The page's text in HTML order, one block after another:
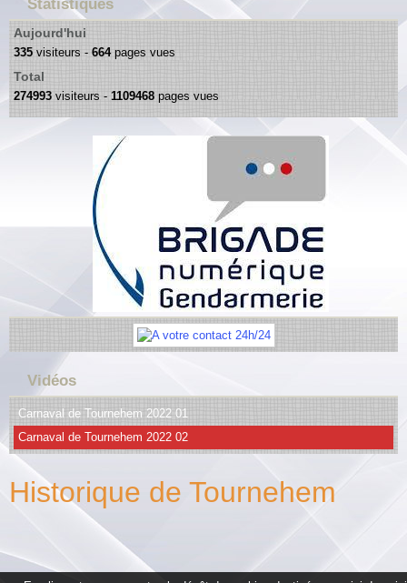
Statistiques
Aujourd'hui
335 visiteurs - 664pages vues
Total
274993 visiteurs - 1109468 pages vues
Vidéos
Carnaval de Tournehem 2022 01
Carnaval de Tournehem 2022 02
Historique de Tournehem